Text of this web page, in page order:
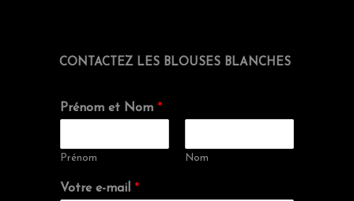
CONTACTEZ LES BLOUSES BLANCHES
Prénom et Nom *
Prénom Nom
Votre e-mail *